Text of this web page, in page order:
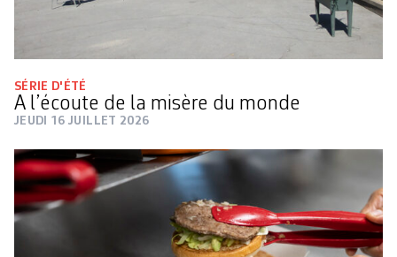
SÉRIE D'ÉTÉ
A l’écoute de la misère du monde
JEUDI 16 JUILLET 2026